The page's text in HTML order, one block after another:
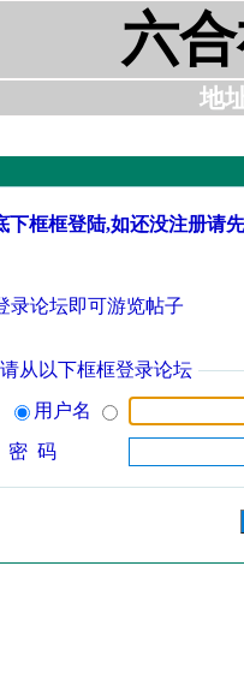
六
地
下框框登陆,如还没注册请
录论坛即可游览帖子
请从以下框框登录论坛
用户名
密 码